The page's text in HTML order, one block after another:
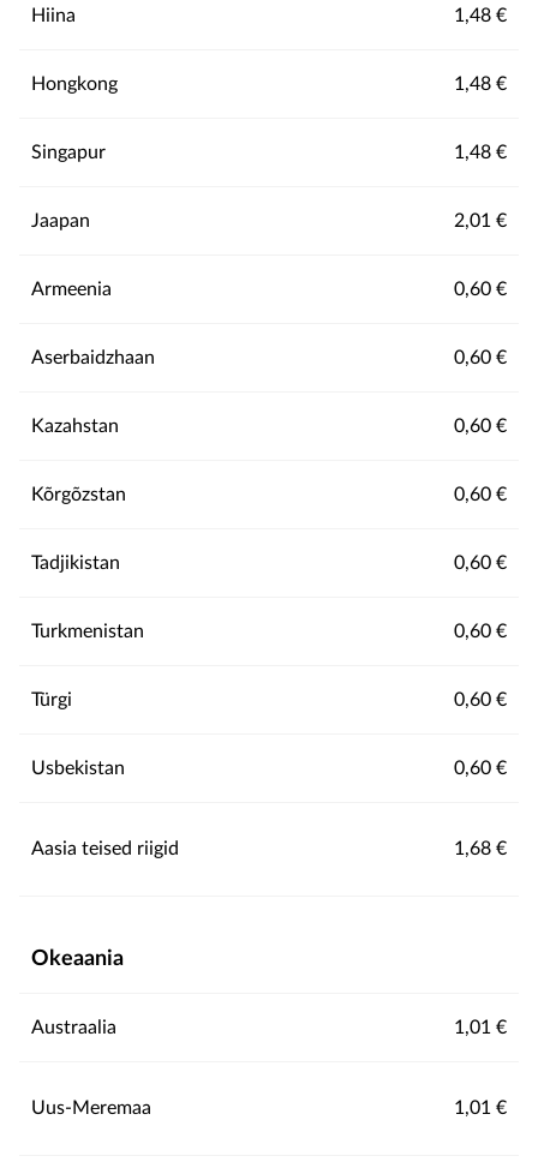
Hiina 1,48 €
Hongkong 1,48 €
Singapur 1,48 €
Jaapan 2,01 €
Armeenia 0,60 €
Aserbaidzhaan 0,60 €
Kazahstan 0,60 €
Kõrgõzstan 0,60 €
Tadjikistan 0,60 €
Turkmenistan 0,60 €
Türgi 0,60 €
Usbekistan 0,60 €
Aasia teised riigid 1,68 €
Okeaania
Austraalia 1,01 €
Uus-Meremaa 1,01 €